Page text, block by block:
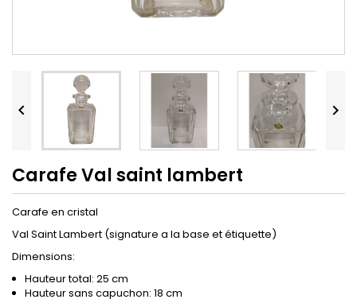
 
Carafe Val saint lambert
Carafe en cristal
Val Saint Lambert (signature a la base et étiquette)
Dimensions:
Hauteur total: 25 cm
Hauteur sans capuchon: 18 cm